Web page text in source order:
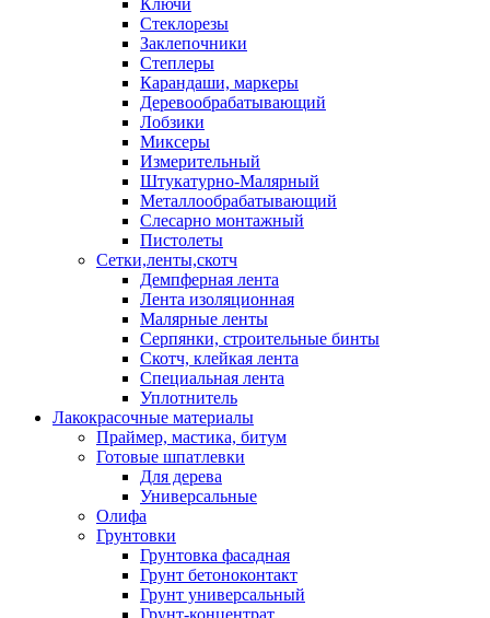
Ключи
Стеклорезы
Заклепочники
Степлеры
Карандаши, маркеры
Деревообрабатывающий
Лобзики
Миксеры
Измерительный
Штукатурно-Малярный
Металлообрабатывающий
Слесарно монтажный
Пистолеты
Сетки,ленты,скотч
Демпферная лента
Лента изоляционная
Малярные ленты
Серпянки, строительные бинты
Скотч, клейкая лента
Специальная лента
Уплотнитель
Лакокрасочные материалы
Праймер, мастика, битум
Готовые шпатлевки
Для дерева
Универсальные
Олифа
Грунтовки
Грунтовка фасадная
Грунт бетоноконтакт
Грунт универсальный